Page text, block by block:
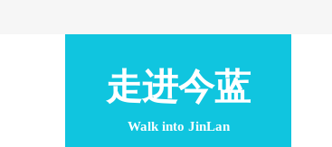
走进今蓝
Walk into JinLan